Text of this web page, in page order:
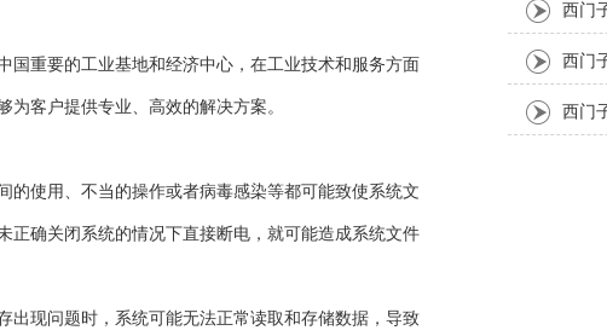
重要的工业基地和经济中心，在工业技术和服务方面
客户提供专业、高效的解决方案。
的使用、不当的操作或者病毒感染等都可能致使系统文
正确关闭系统的情况下直接断电，就可能造成系统文件
出现问题时，系统可能无法正常读取和存储数据，导致